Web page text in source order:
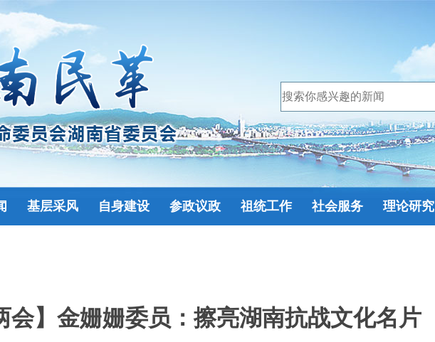
基层采风 自身建设 参政议政 祖统工作 社会服务 理论研究
会】金姗姗委员：擦亮湖南抗战文化名片